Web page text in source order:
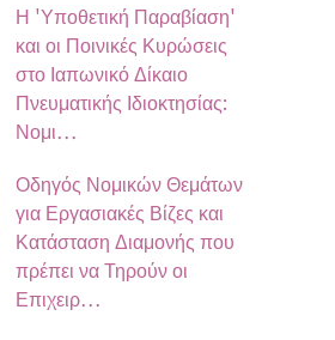
Η 'Υποθετική Παραβίαση'
και οι Ποινικές Κυρώσεις
στο Ιαπωνικό Δίκαιο
Πνευματικής Ιδιοκτησίας:
Νομι…
Οδηγός Νομικών Θεμάτων
για Εργασιακές Βίζες και
Κατάσταση Διαμονής που
πρέπει να Τηρούν οι
Επιχειρ…